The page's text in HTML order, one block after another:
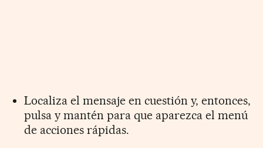
Localiza el mensaje en cuestión y, entonces,
pulsa y mantén para que aparezca el menú
de acciones rápidas.